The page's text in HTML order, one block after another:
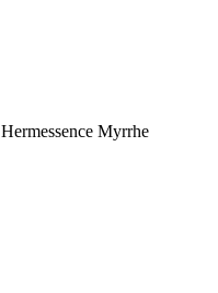
Hermessence Myrrhe